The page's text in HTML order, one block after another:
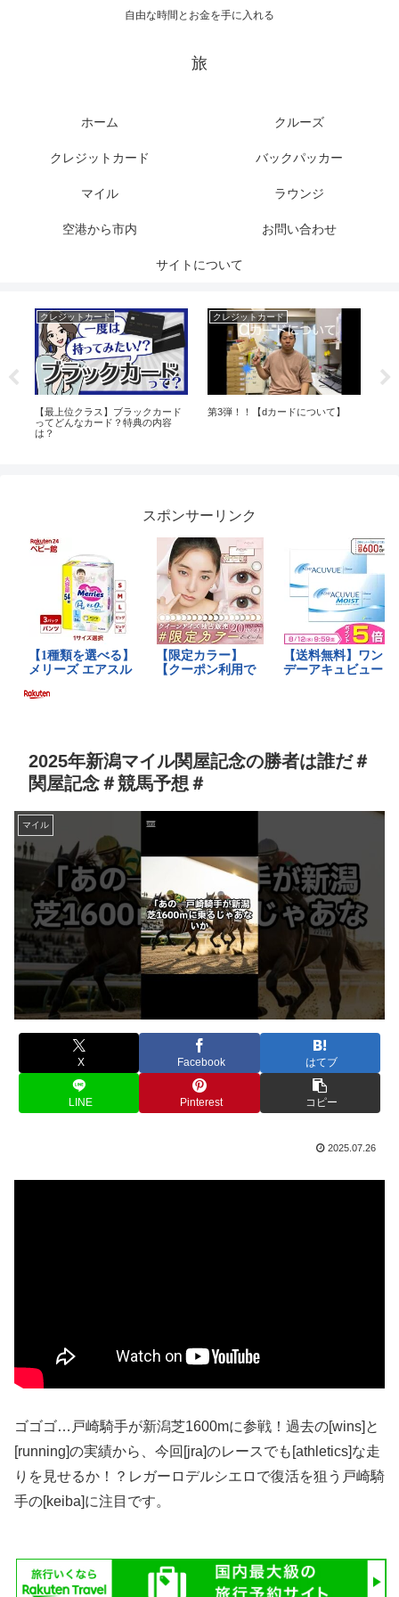
自由な時間とお金を手に入れる
旅
ホーム クルーズ
クレジットカード バックパッカー
マイル ラウンジ
空港から市内 お問い合わせ
サイトについて
クレジットカード
【最上位クラス】ブラックカード
ってどんなカード？特典の内容
は？
クレジットカード
第3弾！！【dカードについて】
スポンサーリンク
2025年新潟マイル関屋記念の勝者は誰だ＃
関屋記念＃競馬予想＃
マイル
X Facebook はてブ
LINE Pinterest コピー
2025.07.26
ゴゴゴ…戸崎騎手が新潟芝1600mに参戦！過去の[wins]と
[running]の実績から、今回[jra]のレースでも[athletics]な走
りを見せるか！？レガーロデルシエロで復活を狙う戸崎騎
手の[keiba]に注目です。